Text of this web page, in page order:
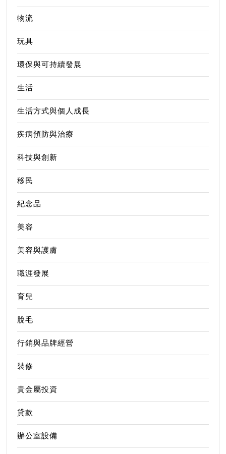
物流
玩具
環保與可持續發展
生活
生活方式與個人成長
疾病預防與治療
科技與創新
移民
紀念品
美容
美容與護膚
職涯發展
育兒
脫毛
行銷與品牌經營
裝修
貴金屬投資
貸款
辦公室設備